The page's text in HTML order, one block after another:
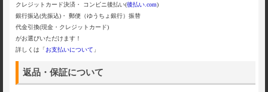
クレジットカード決済・ コンビニ後払い(後払い.com)
銀行振込(先振込)・ 郵便（ゆうちょ銀行）振替
代金引換(現金・クレジットカード)
がお選びいただけます！
詳しくは「お支払いについて 」
返品・保証について